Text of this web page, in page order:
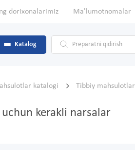
dorixonalarimiz Ma'lumotnomalar
Katalog
katalogi Tibbiy mahsulotlar
kerakli narsalar